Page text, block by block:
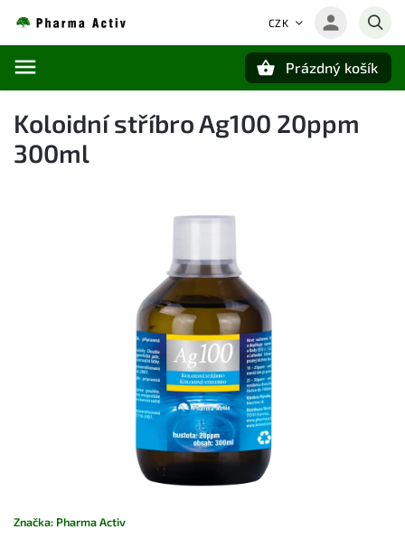
CZK
Prázdný košík
Koloidní stříbro Ag100 20ppm
300ml
Značka: Pharma Activ